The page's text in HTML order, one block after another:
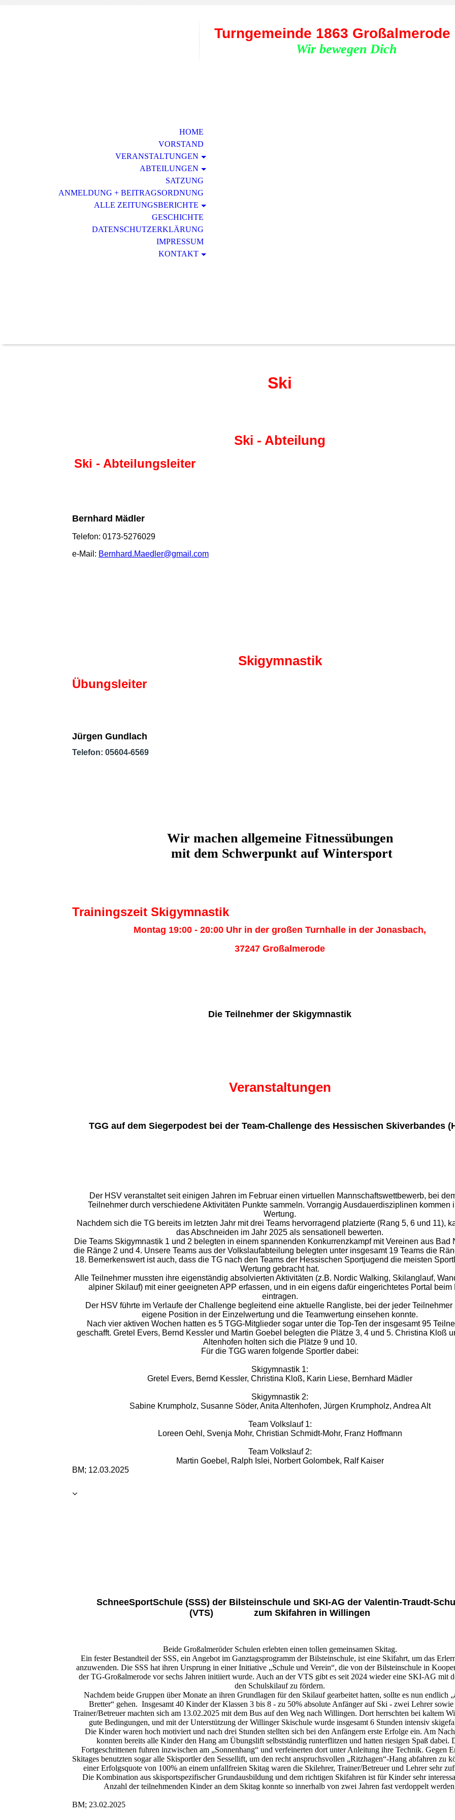
Turngemeinde 1863 Großalmerode
Wir bewegen Dich
HOME
VORSTAND
VERAN­STALTUNGEN
ABTEILUNGEN
SATZUNG
ANMELDUNG + BEITRAGSORDNUNG
ALLE ZEITUNGSBERICHTE
GESCHICHTE
DATENSCHUTZERKLÄRUNG
IMPRESSUM
KONTAKT
Ski
Ski - Abteilung
Ski - Abteilungsleiter
Bernhard Mädler
Telefon: 0173-5276029
e-Mail: Bernhard.Maedler@gmail.com
Skigymnastik
Übungsleiter
Jürgen Gundlach
Telefon: 05604-6569
Wir machen allgemeine Fitnessübungen
mit dem Schwerpunkt auf Wintersport
Trainingszeit Skigymnastik
Montag 19:00 - 20:00 Uhr in der großen Turnhalle in der Jonasbach,
37247 Großalmerode
Die Teilnehmer der Skigymnastik
Veranstaltungen
TGG auf dem Siegerpodest bei der Team-Challenge des Hessischen Skiverbandes
Der HSV veranstaltet seit einigen Jahren im Februar einen virtuellen Mannschaftswettbewerb, bei
Teilnehmer durch verschiedene Aktivitäten Punkte sammeln. Vorrangig Ausdauerdisziplinen kommen
Wertung.
Nachdem sich die TG bereits im letzten Jahr mit drei Teams hervorragend platzierte (Rang 5, 6 und 11),
das Abschneiden im Jahr 2025 als sensationell bewerten.
Die Teams Skigymnastik 1 und 2 belegten in einem spannenden Konkurrenzkampf mit Vereinen aus Bad
die Ränge 2 und 4. Unsere Teams aus der Volkslaufabteilung belegten unter insgesamt 19 Teams die
18. Bemerkenswert ist auch, dass die TG nach den Teams der Hessischen Sportjugend die meisten
Wertung gebracht hat.
Alle Teilnehmer mussten ihre eigenständig absolvierten Aktivitäten (z.B. Nordic Walking, Skilanglauf,
alpiner Skilauf) mit einer geeigneten APP erfassen, und in ein eigens dafür eingerichtetes Portal beim
eintragen.
Der HSV führte im Verlaufe der Challenge begleitend eine aktuelle Rangliste, bei der jeder Teilnehmer
eigene Position in der Einzelwertung und die Teamwertung einsehen konnte.
Nach vier aktiven Wochen hatten es 5 TGG-Mitglieder sogar unter die Top-Ten der insgesamt 95
geschafft. Gretel Evers, Bernd Kessler und Martin Goebel belegten die Plätze 3, 4 und 5. Christina Kloß
Altenhofen holten sich die Plätze 9 und 10.
Für die TGG waren folgende Sportler dabei:
Skigymnastik 1:
Gretel Evers, Bernd Kessler, Christina Kloß, Karin Liese, Bernhard Mädler
Skigymnastik 2:
Sabine Krumpholz, Susanne Söder, Anita Altenhofen, Jürgen Krumpholz, Andrea Alt
Team Volkslauf 1:
Loreen Oehl, Svenja Mohr, Christian Schmidt-Mohr, Franz Hoffmann
Team Volkslauf 2:
Martin Goebel, Ralph Islei, Norbert Golombek, Ralf Kaiser
BM; 12.03.2025
SchneeSportSchule (SSS) der Bilsteinschule und SKI-AG der Valentin-Traudt-
(VTS) zum Skifahren in Willingen
Beide Großalmeröder Schulen erlebten einen tollen gemeinsamen Skitag.
Ein fester Bestandteil der SSS, ein Angebot im Ganztagsprogramm der Bilsteinschule, ist eine Skifahrt, um das
anzuwenden. Die SSS hat ihren Ursprung in einer Initiative „Schule und Verein“, die von der Bilsteinschule in
der TG-Großalmerode vor sechs Jahren initiiert wurde. Auch an der VTS gibt es seit 2024 wieder eine SKI-AG mit
den Schulskilauf zu fördern.
Nachdem beide Gruppen über Monate an ihren Grundlagen für den Skilauf gearbeitet hatten, sollte es nun endlich
Bretter“ gehen. Insgesamt 40 Kinder der Klassen 3 bis 8 - zu 50% absolute Anfänger auf Ski - zwei Lehrer
Trainer/Betreuer machten sich am 13.02.2025 mit dem Bus auf den Weg nach Willingen. Dort herrschten bei kaltem
gute Bedingungen, und mit der Unterstützung der Willinger Skischule wurde insgesamt 6 Stunden intensiv
Die Kinder waren hoch motiviert und nach drei Stunden stellten sich bei den Anfängern erste Erfolge ein. Am
konnten bereits alle Kinder den Hang am Übungslift selbstständig runterflitzen und hatten riesigen Spaß dabei.
Fortgeschrittenen fuhren inzwischen am „Sonnenhang“ und verfeinerten dort unter Anleitung ihre Technik. Gegen
Skitages benutzten sogar alle Skisportler den Sessellift, um den recht anspruchsvollen „Ritzhagen“-Hang abfahren zu
einer Erfolgsquote von 100% an einem unfallfreien Skitag waren die Skilehrer, Trainer/Betreuer und Lehrer sehr
Die Kombination aus skisportspezifischer Grundausbildung und dem richtigen Skifahren ist für Kinder sehr
Anzahl der teilnehmenden Kinder an dem Skitag konnte so innerhalb von zwei Jahren fast verdoppelt
BM; 23.02.2025